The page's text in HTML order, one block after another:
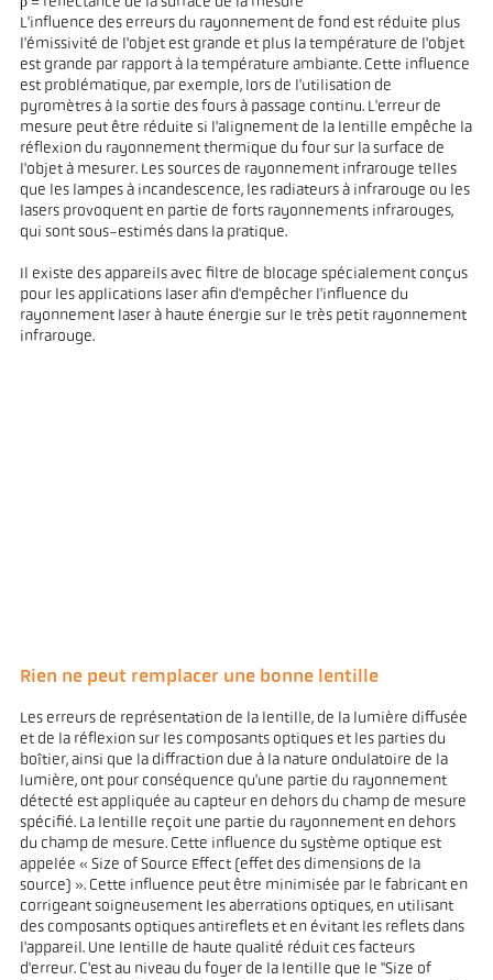
L'influence des erreurs du rayonnement de fond est réduite plus
l'émissivité de l'objet est grande et plus la température de l'objet
est grande par rapport à la température ambiante. Cette influence
est problématique, par exemple, lors de l'utilisation de
pyromètres à la sortie des fours à passage continu. L'erreur de
mesure peut être réduite si l'alignement de la lentille empêche la
réflexion du rayonnement thermique du four sur la surface de
l'objet à mesurer. Les sources de rayonnement infrarouge telles
que les lampes à incandescence, les radiateurs à infrarouge ou les
lasers provoquent en partie de forts rayonnements infrarouges,
qui sont sous-estimés dans la pratique.
Il existe des appareils avec filtre de blocage spécialement conçus
pour les applications laser afin d'empêcher l'influence du
rayonnement laser à haute énergie sur le très petit rayonnement
infrarouge.
Rien ne peut remplacer une bonne lentille
Les erreurs de représentation de la lentille, de la lumière diffusée
et de la réflexion sur les composants optiques et les parties du
boîtier, ainsi que la diffraction due à la nature ondulatoire de la
lumière, ont pour conséquence qu'une partie du rayonnement
détecté est appliquée au capteur en dehors du champ de mesure
spécifié. La lentille reçoit une partie du rayonnement en dehors
du champ de mesure. Cette influence du système optique est
appelée « Size of Source Effect (effet des dimensions de la
source) ». Cette influence peut être minimisée par le fabricant en
corrigeant soigneusement les aberrations optiques, en utilisant
des composants optiques antireflets et en évitant les reflets dans
l'appareil. Une lentille de haute qualité réduit ces facteurs
d'erreur. C'est au niveau du foyer de la lentille que le "Size of